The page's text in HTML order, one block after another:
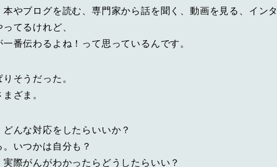
やブログを読む、専門家から話を聞く、動画を見る、インタ
てるけれど、
番伝わるよね！って思っているんです。
そうだった。
ざま。
んな対応をしたらいいか？
いつかは自分も？
際がんがわかったらどうしたらいい？